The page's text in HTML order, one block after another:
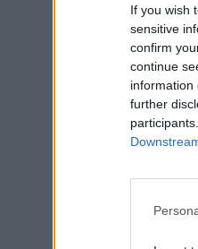
If you wish
sensitive
confirm
continue
information
further